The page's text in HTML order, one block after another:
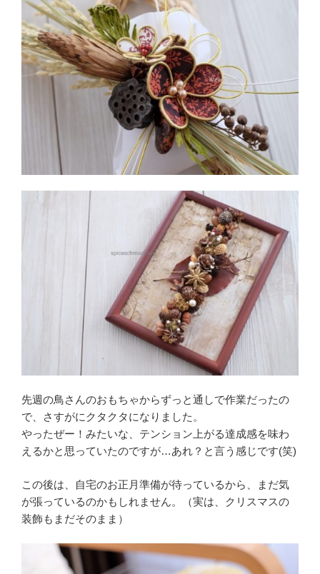
先週の鳥さんのおもちゃからずっと通しで作業だったの
で、さすがにクタクタになりました。
やったぜー！みたいな、テンション上がる達成感を味わ
えるかと思っていたのですが…あれ？と言う感じです(笑)
この後は、自宅のお正月準備が待っているから、まだ気
が張っているのかもしれません。（実は、クリスマスの
装飾もまだそのまま）